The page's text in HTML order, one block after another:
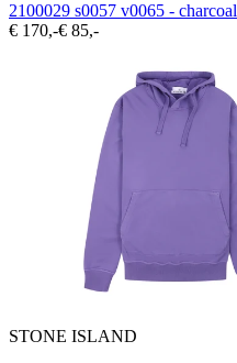
2100029 s0057 v0065 - charcoal
€ 170,-€ 85,-
STONE ISLAND